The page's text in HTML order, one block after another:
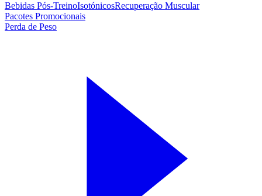
Bebidas Pós-TreinoIsotónicosRecuperação Muscular
Pacotes Promocionais
Perda de Peso